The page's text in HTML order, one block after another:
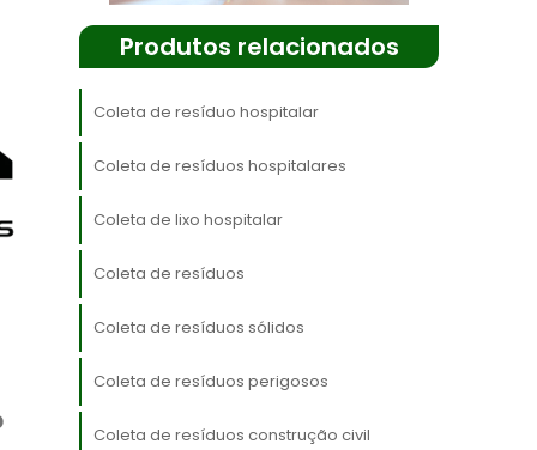
Produtos relacionados
Coleta de resíduo hospitalar
Coleta de resíduos hospitalares
Coleta de lixo hospitalar
Coleta de resíduos
Coleta de resíduos sólidos
Coleta de resíduos perigosos
Coleta de resíduos construção civil